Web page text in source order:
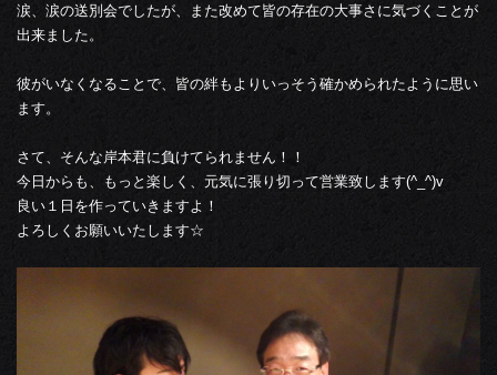
涙、涙の送別会でしたが、また改めて皆の存在の大事さに気づくことが
出来ました。
彼がいなくなることで、皆の絆もよりいっそう確かめられたように思い
ます。
さて、そんな岸本君に負けてられません！！
今日からも、もっと楽しく、元気に張り切って営業致します(^_^)v
良い１日を作っていきますよ！
よろしくお願いいたします☆